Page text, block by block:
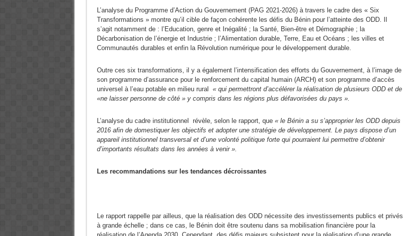
L’analyse du Programme d’Action du Gouvernement (PAG 2021-2026) à travers le cadre des « Six
Transformations » montre qu’il cible de façon cohérente les défis du Bénin pour l’atteinte des ODD. Il
s’agit notamment de : l’Education, genre et Inégalité ; la Santé, Bien-être et Démographie ; la
Décarbonisation de l’énergie et Industrie ; l’Alimentation durable, Terre, Eau et Océans ; les villes et
Communautés durables et enfin la Révolution numérique pour le développement durable.
Outre ces six transformations, il y a également l’intensification des efforts du Gouvernement, à l’image de
son programme d’assurance pour le renforcement du capital humain (ARCH) et son programme d’accès
universel à l’eau potable en milieu rural « qui permettront d’accélérer la réalisation de plusieurs ODD et de
«ne laisser personne de côté » y compris dans les régions plus défavorisées du pays ».
L’analyse du cadre institutionnel révèle, selon le rapport, que « le Bénin a su s’approprier les ODD depuis
2016 afin de domestiquer les objectifs et adopter une stratégie de développement. Le pays dispose d’un
appareil institutionnel transversal et d’une volonté politique forte qui pourraient lui permettre d’obtenir
d’importants résultats dans les années à venir ».
Les recommandations sur les tendances décroissantes
Le rapport rappelle par ailleus, que la réalisation des ODD nécessite des investissements publics et privés
à grande échelle ; dans ce cas, le Bénin doit être soutenu dans sa mobilisation financière pour la